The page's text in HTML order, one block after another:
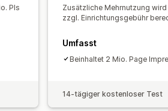
PIs
Zusätzliche Mehrnutzung
zzgl. Einrichtungsgebühr
Umfasst
Beinhaltet 2 Mio. Page
14-tägiger kostenloser Test